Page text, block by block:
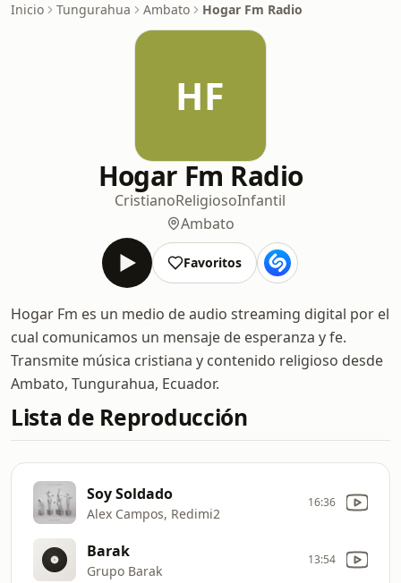
Inicio Tungurahua Ambato Hogar Fm Radio
HF
Hogar Fm Radio
CristianoReligiosoInfantil
Ambato
Favoritos
Hogar Fm es un medio de audio streaming digital por el
cual comunicamos un mensaje de esperanza y fe.
Transmite música cristiana y contenido religioso desde
Ambato, Tungurahua, Ecuador.
Lista de Reproducción
Soy Soldado
Alex Campos, Redimi2
16:36
Barak
Grupo Barak
13:54